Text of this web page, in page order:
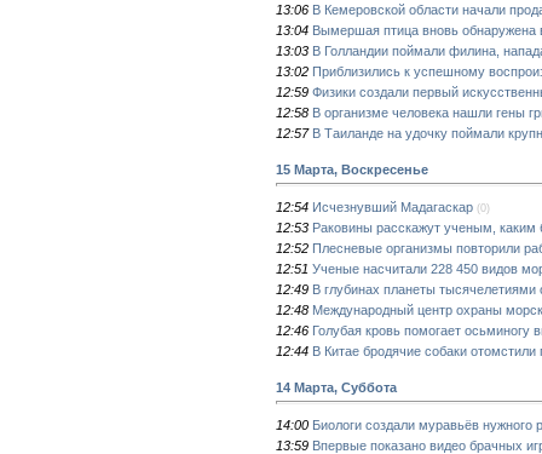
13:06 В Кемеровской области начали
13:04 Вымершая птица вновь
13:03 В Голландии поймали филина,
13:02 Приблизились к успешному
12:59 Физики создали первый
12:58 В организме человека нашли гены
12:57 В Таиланде на удочку поймали
15 Марта, Воскресенье
12:54 Исчезнувший Мадагаскар (0)
12:53 Раковины расскажут ученым,
12:52 Плесневые организмы повторили
12:51 Ученые насчитали 228 450 видов
12:49 В глубинах планеты
12:48 Международный центр охраны
12:46 Голубая кровь помогает осьминогу
12:44 В Китае бродячие собаки
14 Марта, Суббота
14:00 Биологи создали муравьёв нужного
13:59 Впервые показано видео брачных